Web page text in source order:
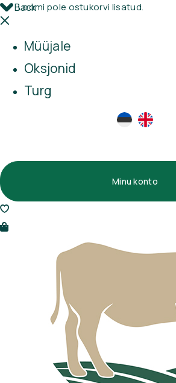
Loomi pole ostukorvi lisatud.
Back
Müüjale
Oksjonid
Turg
Minu konto